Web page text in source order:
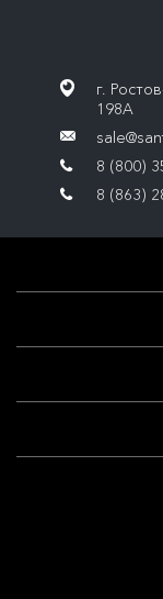
г.
198А
8 (800)
8 (863)